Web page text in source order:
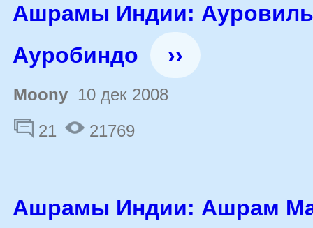
Ашрамы Индии:
Ауробиндо
››
Moony 10 дек 2008
21
21769
Ашрамы Индии: Ашрам